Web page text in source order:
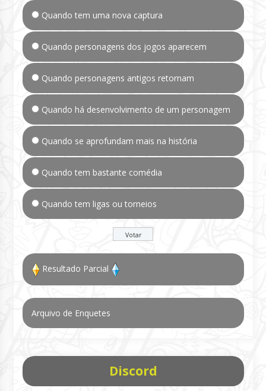
Quando tem uma nova captura
Quando personagens dos jogos aparecem
Quando personagens antigos retornam
Quando há desenvolvimento de um personagem
Quando se aprofundam mais na história
Quando tem bastante comédia
Quando tem ligas ou torneios
Resultado Parcial
Arquivo de Enquetes
Discord